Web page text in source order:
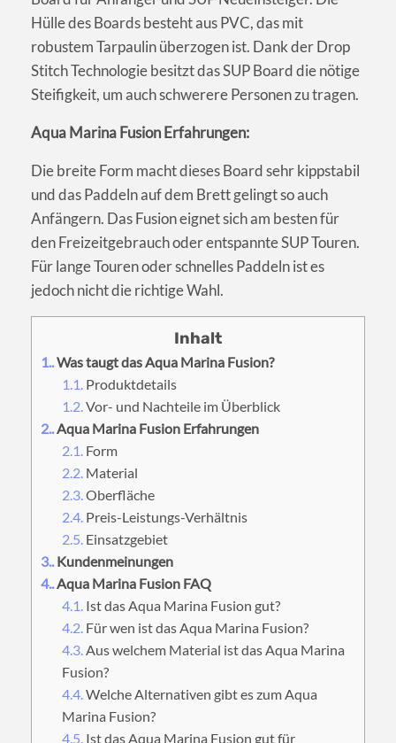
Hülle des Boards besteht aus PVC, das mit
robustem Tarpaulin überzogen ist. Dank der Drop
Stitch Technologie besitzt das SUP Board die nötige
Steifigkeit, um auch schwerere Personen zu tragen.
Aqua Marina Fusion Erfahrungen:
Die breite Form macht dieses Board sehr kippstabil
und das Paddeln auf dem Brett gelingt so auch
Anfängern. Das Fusion eignet sich am besten für
den Freizeitgebrauch oder entspannte SUP Touren.
Für lange Touren oder schnelles Paddeln ist es
jedoch nicht die richtige Wahl.
1.Was taugt das Aqua Marina Fusion?
1.1. Produktdetails
1.2.Vor- und Nachteile im Überblick
2.Aqua Marina Fusion Erfahrungen
2.1. Form
2.2. Material
2.3.Oberfläche
2.4. Preis-Leistungs-Verhältnis
2.5. Einsatzgebiet
3.Kundenmeinungen
4.Aqua Marina Fusion FAQ
4.1. Ist das Aqua Marina Fusion gut?
4.2. Für wen ist das Aqua Marina Fusion?
4.3.Aus welchem Material ist das Aqua Marina
Fusion?
4.4.Welche Alternativen gibt es zum Aqua
Marina Fusion?
4.5. Ist das Aqua Marina Fusion gut für